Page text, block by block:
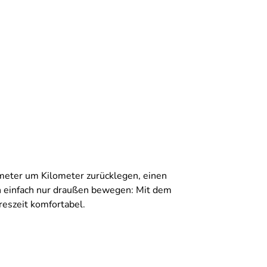
um Kilometer zurücklegen, einen
nur draußen bewegen: Mit dem
komfortabel.